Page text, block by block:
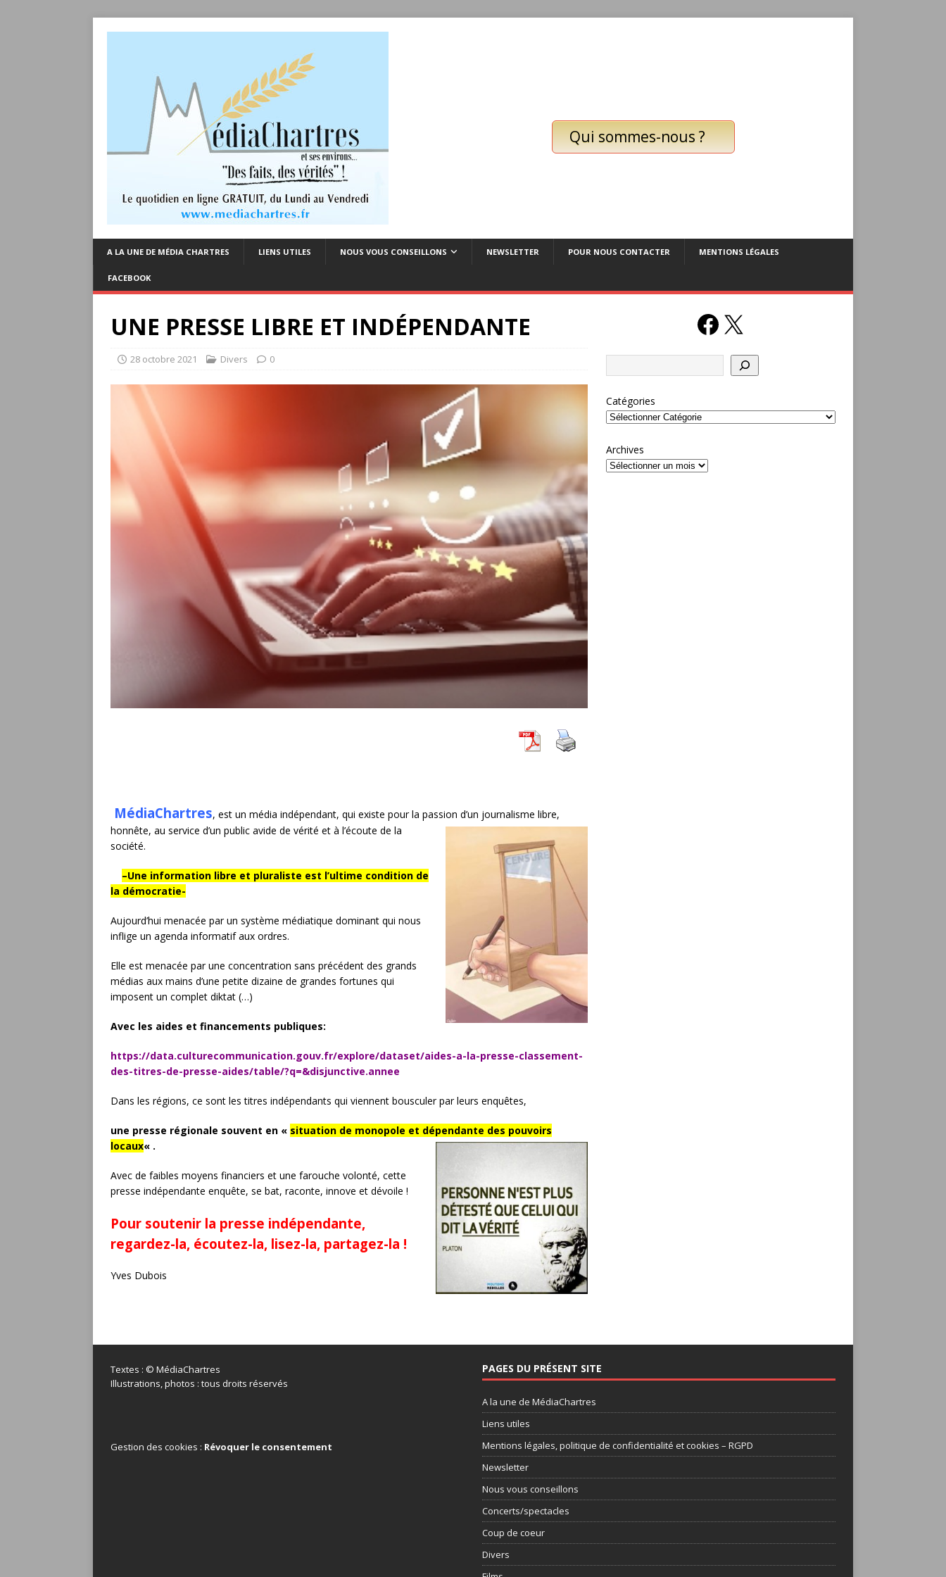
Qui sommes-nous ?
A LA UNE DE MÉDIA CHARTRES LIENS UTILES NOUS VOUS CONSEILLONS NEWSLETTER POUR NOUS CONTACTER MENTIONS LÉGALES
FACEBOOK
UNE PRESSE LIBRE ET INDÉPENDANTE
28 octobre 2021 Divers 0
MédiaChartres, est un média indépendant, qui existe pour la passion d’un journalisme libre,
honnête, au service d’un public avide de vérité et à l’écoute de la
société.
–Une information libre et pluraliste est l’ultime condition de
la démocratie-
Aujourd’hui menacée par un système médiatique dominant qui nous
inflige un agenda informatif aux ordres.
Elle est menacée par une concentration sans précédent des grands
médias aux mains d’une petite dizaine de grandes fortunes qui
imposent un complet diktat (…)
Avec les aides et financements publiques:
https://data.culturecommunication.gouv.fr/explore/dataset/aides-a-la-presse-classement-
des-titres-de-presse-aides/table/?q=&disjunctive.annee
Dans les régions, ce sont les titres indépendants qui viennent bousculer par leurs enquêtes,
une presse régionale souvent en « situation de monopole et dépendante des pouvoirs
locaux« .
Avec de faibles moyens financiers et une farouche volonté, cette
presse indépendante enquête, se bat, raconte, innove et dévoile !
Pour soutenir la presse indépendante,
regardez-la, écoutez-la, lisez-la, partagez-la !
Yves Dubois
Catégories
Archives
Textes : © MédiaChartres
Illustrations, photos : tous droits réservés
Gestion des cookies : Révoquer le consentement
PAGES DU PRÉSENT SITE
A la une de MédiaChartres
Liens utiles
Mentions légales, politique de confidentialité et cookies – RGPD
Newsletter
Nous vous conseillons
Concerts/spectacles
Coup de coeur
Divers